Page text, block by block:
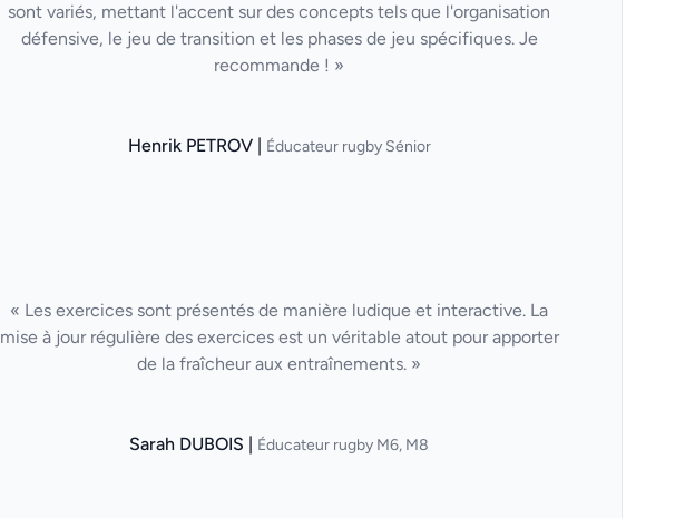
sont variés, mettant l'accent sur des concepts tels que l'organisation
défensive, le jeu de transition et les phases de jeu spécifiques. Je
recommande ! »
Henrik PETROV | Éducateur rugby Sénior
« Les exercices sont présentés de manière ludique et interactive. La
mise à jour régulière des exercices est un véritable atout pour apporter
de la fraîcheur aux entraînements. »
Sarah DUBOIS | Éducateur rugby M6, M8